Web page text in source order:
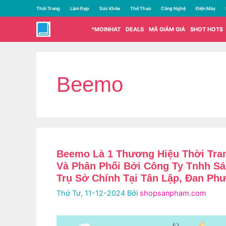
đến
dung
Thời Trang Làm Đẹp Sức Khỏe Thể Thao Công Nghệ Điện Máy
*MOINHAT DEALS MÃ GIẢM GIÁ $HOT HOT$
Beemo
Beemo Là 1 Thương Hiệu Thời
Và Phân Phối Bởi Công Ty Tnhh
Trụ Sở Chính Tại Tân Lập, Đan
Thứ Tư, 11-12-2024 Bởi shopsanpham.com